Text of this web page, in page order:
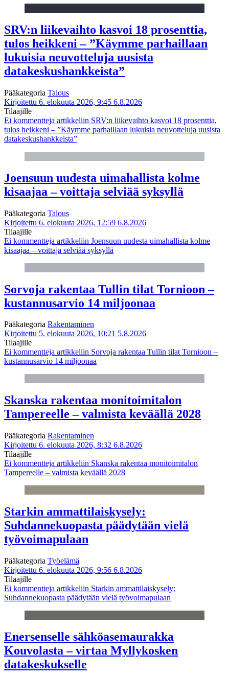
SRV:n liikevaihto kasvoi 18 prosenttia,
tulos heikkeni – ”Käymme parhaillaan
lukuisia neuvotteluja uusista
datakeskushankkeista”
Pääkategoria Talous
Kirjoitettu 6. elokuuta 2026, 9:45 6.8.2026
Tilaajille
Ei kommentteja artikkeliin SRV:n liikevaihto kasvoi 18 prosenttia,
tulos heikkeni – ”Käymme parhaillaan lukuisia neuvotteluja uusista
datakeskushankkeista”
Joensuun uudesta uimahallista kolme
kisaajaa – voittaja selviää syksyllä
Pääkategoria Talous
Kirjoitettu 6. elokuuta 2026, 12:59 6.8.2026
Tilaajille
Ei kommentteja artikkeliin Joensuun uudesta uimahallista kolme
kisaajaa – voittaja selviää syksyllä
Sorvoja rakentaa Tullin tilat Tornioon –
kustannusarvio 14 miljoonaa
Pääkategoria Rakentaminen
Kirjoitettu 5. elokuuta 2026, 10:21 5.8.2026
Tilaajille
Ei kommentteja artikkeliin Sorvoja rakentaa Tullin tilat Tornioon –
kustannusarvio 14 miljoonaa
Skanska rakentaa monitoimitalon
Tampereelle – valmista keväällä 2028
Pääkategoria Rakentaminen
Kirjoitettu 6. elokuuta 2026, 8:32 6.8.2026
Tilaajille
Ei kommentteja artikkeliin Skanska rakentaa monitoimitalon
Tampereelle – valmista keväällä 2028
Starkin ammattilaiskysely:
Suhdannekuopasta päädytään vielä
työvoimapulaan
Pääkategoria Työelämä
Kirjoitettu 6. elokuuta 2026, 9:56 6.8.2026
Tilaajille
Ei kommentteja artikkeliin Starkin ammattilaiskysely:
Suhdannekuopasta päädytään vielä työvoimapulaan
Enersenselle sähköasemaurakka
Kouvolasta – virtaa Myllykosken
datakeskukselle